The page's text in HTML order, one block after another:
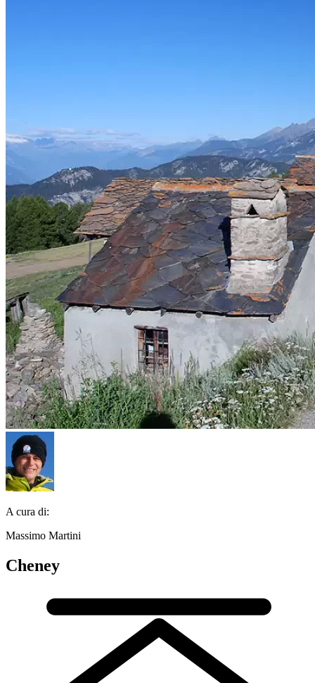
A cura di:
Massimo Martini
Cheney